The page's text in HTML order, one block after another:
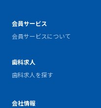
会員サービス
会員サービスについて
歯科求人
歯科求人を探す
会社情報